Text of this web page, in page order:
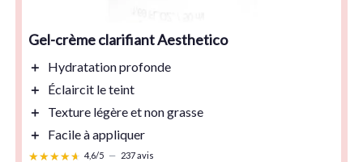
Gel-crème clarifiant Aesthetico
＋ Hydratationprofonde
＋
Éclaircit le teint
＋
Texture légèreet non grasse
＋
Facile à appliquer
★★★★★
★★★★★ 4,6/5 — 237 avis